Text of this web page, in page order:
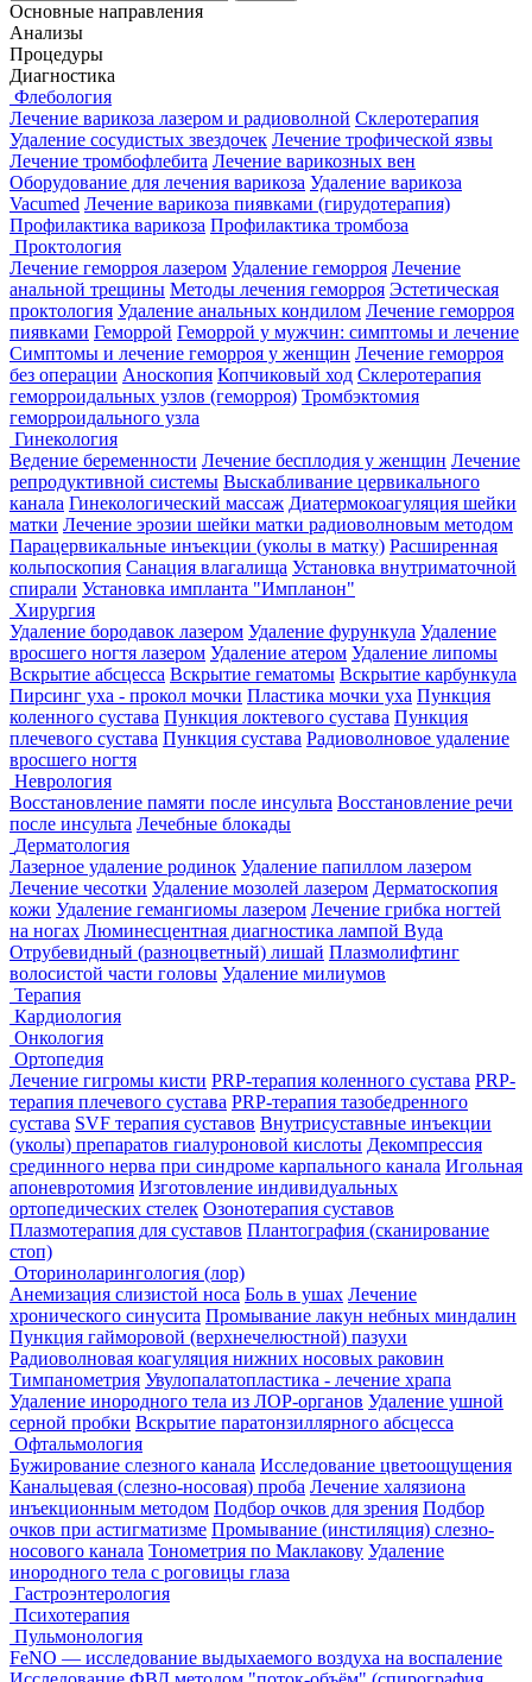
Основные направления
Анализы
Процедуры
Диагностика
Флебология
Лечение варикоза лазером и радиоволной Склеротерапия
Удаление сосудистых звездочек Лечение трофической язвы
Лечение тромбофлебита Лечение варикозных вен
Оборудование для лечения варикоза Удаление варикоза
Vacumed Лечение варикоза пиявками (гирудотерапия)
Профилактика варикоза Профилактика тромбоза
Проктология
Лечение геморроя лазером Удаление геморроя Лечение
анальной трещины Методы лечения геморроя Эстетическая
проктология Удаление анальных кондилом Лечение геморроя
пиявками Геморрой Геморрой у мужчин: симптомы и лечение
Симптомы и лечение геморроя у женщин Лечение геморроя
без операции Аноскопия Копчиковый ход Склеротерапия
геморроидальных узлов (геморроя) Тромбэктомия
геморроидального узла
Гинекология
Ведение беременности Лечение бесплодия у женщин Лечение
репродуктивной системы Выскабливание цервикального
канала Гинекологический массаж Диатермокоагуляция шейки
матки Лечение эрозии шейки матки радиоволновым методом
Парацервикальные инъекции (уколы в матку) Расширенная
кольпоскопия Санация влагалища Установка внутриматочной
спирали Установка импланта "Импланон"
Хирургия
Удаление бородавок лазером Удаление фурункула Удаление
вросшего ногтя лазером Удаление атером Удаление липомы
Вскрытие абсцесса Вскрытие гематомы Вскрытие карбункула
Пирсинг уха - прокол мочки Пластика мочки уха Пункция
коленного сустава Пункция локтевого сустава Пункция
плечевого сустава Пункция сустава Радиоволновое удаление
вросшего ногтя
Неврология
Восстановление памяти после инсульта Восстановление речи
после инсульта Лечебные блокады
Дерматология
Лазерное удаление родинок Удаление папиллом лазером
Лечение чесотки Удаление мозолей лазером Дерматоскопия
кожи Удаление гемангиомы лазером Лечение грибка ногтей
на ногах Люминесцентная диагностика лампой Вуда
Отрубевидный (разноцветный) лишай Плазмолифтинг
волосистой части головы Удаление милиумов
Терапия
Кардиология
Онкология
Ортопедия
Лечение гигромы кисти PRP-терапия коленного сустава PRP-
терапия плечевого сустава PRP-терапия тазобедренного
сустава SVF терапия суставов Внутрисуставные инъекции
(уколы) препаратов гиалуроновой кислоты Декомпрессия
срединного нерва при синдроме карпального канала Игольная
апоневротомия Изготовление индивидуальных
ортопедических стелек Озонотерапия суставов
Плазмотерапия для суставов Плантография (сканирование
стоп)
Оториноларингология (лор)
Анемизация слизистой носа Боль в ушах Лечение
хронического синусита Промывание лакун небных миндалин
Пункция гайморовой (верхнечелюстной) пазухи
Радиоволновая коагуляция нижних носовых раковин
Тимпанометрия Увулопалатопластика - лечение храпа
Удаление инородного тела из ЛОР-органов Удаление ушной
серной пробки Вскрытие паратонзиллярного абсцесса
Офтальмология
Бужирование слезного канала Исследование цветоощущения
Канальцевая (слезно-носовая) проба Лечение халязиона
инъекционным методом Подбор очков для зрения Подбор
очков при астигматизме Промывание (инстиляция) слезно-
носового канала Тонометрия по Маклакову Удаление
инородного тела с роговицы глаза
Гастроэнтерология
Психотерапия
Пульмонология
FeNO — исследование выдыхаемого воздуха на воспаление